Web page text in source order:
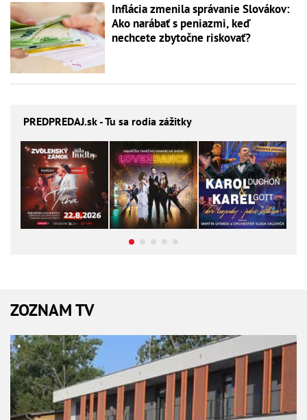
Inflácia zmenila správanie Slovákov:
Ako narábať s peniazmi, keď
nechcete zbytočne riskovať?
PREDPREDAJ.sk - Tu sa rodia zážitky
ZOZNAM TV